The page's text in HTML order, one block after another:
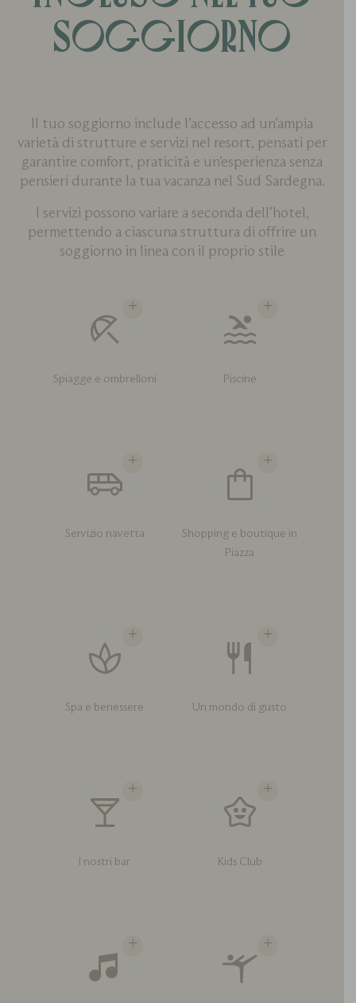
SOGGIORNO
Il tuo soggiorno include l’accesso ad un’ampia
varietà di strutture e servizi nel resort, pensati per
garantire comfort, praticità e un’esperienza senza
pensieri durante la tua vacanza nel Sud Sardegna.
I servizi possono variare a seconda dell’hotel,
permettendo a ciascuna struttura di offrire un
soggiorno in linea con il proprio stile
Spiagge e ombrelloni Piscine
Servizio navetta
Shopping e boutique in
Piazza
Spa e benessere Un mondo di gusto
I nostri bar Kids Club